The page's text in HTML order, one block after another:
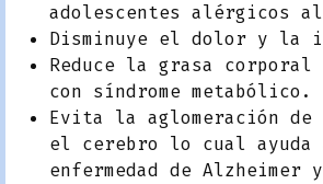
adolescentes alérgicos
Disminuye el dolor y la
Reduce la grasa corporal
con síndrome metabólico.
Evita la aglomeración de
el cerebro lo cual
enfermedad de Alzheimer